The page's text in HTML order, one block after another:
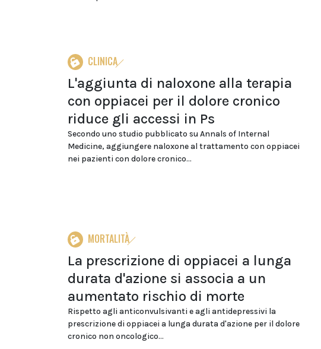
CLINICA
L'aggiunta di naloxone alla terapia
con oppiacei per il dolore cronico
riduce gli accessi in Ps
Secondo uno studio pubblicato su Annals of Internal
Medicine, aggiungere naloxone al trattamento con oppiacei
nei pazienti con dolore cronico...
MORTALITÀ
La prescrizione di oppiacei a lunga
durata d'azione si associa a un
aumentato rischio di morte
Rispetto agli anticonvulsivanti e agli antidepressivi la
prescrizione di oppiacei a lunga durata d'azione per il dolore
cronico non oncologico...